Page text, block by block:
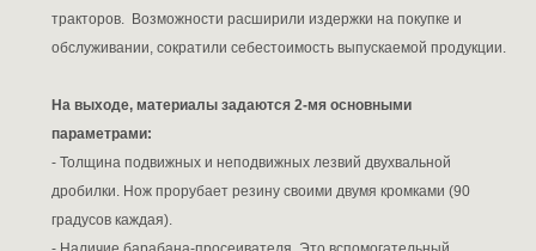
тракторов. Возможности расширили издержки на покупке и
обслуживании, сократили себестоимость выпускаемой продукции.
На выходе, материалы задаются 2-мя основными
параметрами:
- Толщина подвижных и неподвижных лезвий двухвальной
дробилки. Нож прорубает резину своими двумя кромками (90
градусов каждая).